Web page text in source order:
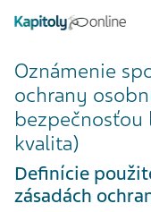
Oznámenie
ochrany
bezpečnosťou
kvalita)
Definície
zásadách